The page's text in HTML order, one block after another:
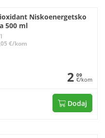
Niskoenergetsko
500 ml
€/kom
2 09
€/kom
Dodaj